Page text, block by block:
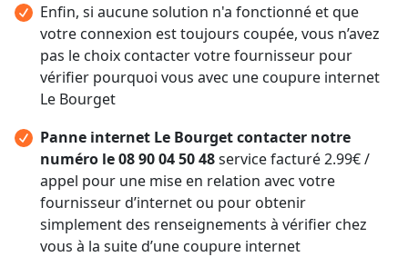
Enfin, si aucune solution n'a fonctionné et que
votre connexion est toujours coupée, vous n’avez
pas le choix contacter votre fournisseur pour
vérifier pourquoi vous avec une coupure internet
Le Bourget
Panne internet Le Bourget contacter notre
numéro le 08 90 04 50 48service facturé 2.99€ /
appel pour une mise en relation avec votre
fournisseur d’internet ou pour obtenir
simplement des renseignements à vérifier chez
vous à la suite d’une coupure internet